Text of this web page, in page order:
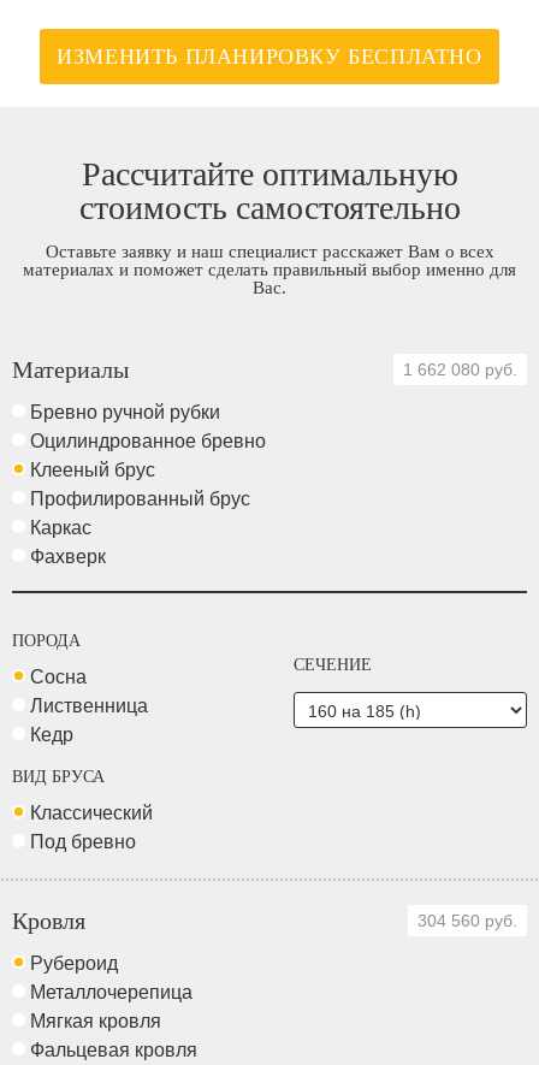
ИЗМЕНИТЬ ПЛАНИРОВКУ БЕСПЛАТНО
Рассчитайте оптимальную
стоимость самостоятельно
Оставьте заявку и наш специалист расскажет Вам о всех
материалах и поможет сделать правильный выбор именно для
Вас.
Материалы 1 662 080 руб.
Бревно ручной рубки
Оцилиндрованное бревно
Клееный брус
Профилированный брус
Каркас
Фахверк
ПОРОДА
Сосна
Лиственница
Кедр
СЕЧЕНИЕ
ВИД БРУСА
Классический
Под бревно
Кровля 304 560 руб.
Рубероид
Металлочерепица
Мягкая кровля
Фальцевая кровля